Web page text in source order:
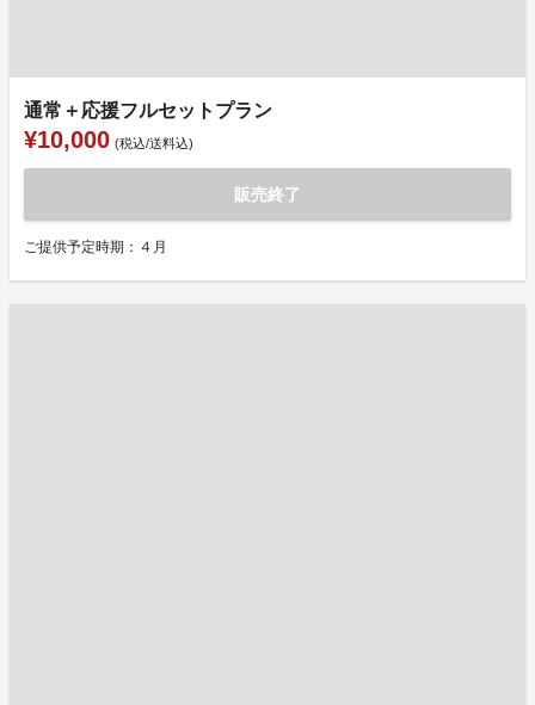
通常＋応援フルセットプラン
¥10,000 (税込/送料込)
販売終了
ご提供予定時期：４月